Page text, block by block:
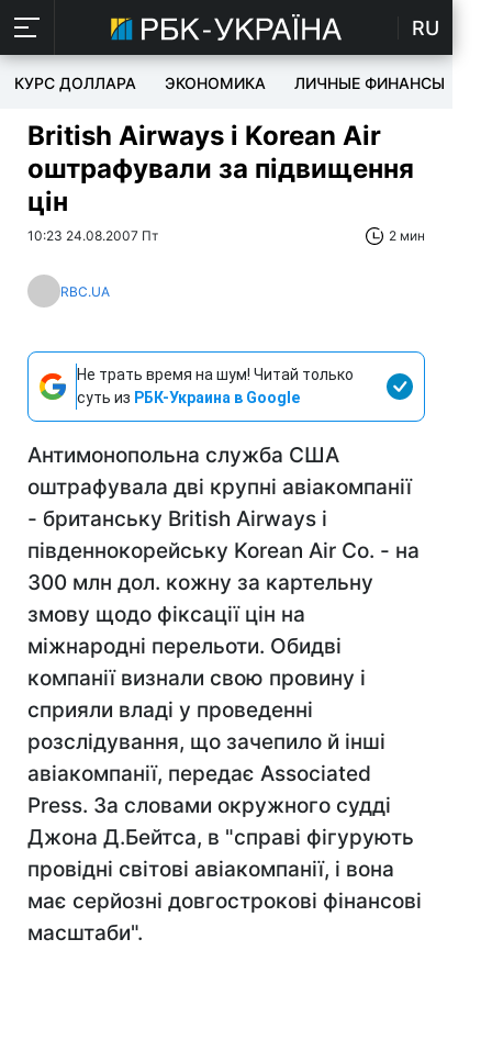
RU
КУРС ДОЛЛАРА ЭКОНОМИКА ЛИЧНЫЕ ФИНАНСЫ
British Airways і Korean Air
оштрафували за підвищення
цін
10:23 24.08.2007 Пт 2 мин
RBC.UA
Не трать время на шум! Читай только
суть из РБК-Украина в Google
Антимонопольна служба США
оштрафувала дві крупні авіакомпанії
- британську British Airways і
південнокорейську Korean Air Co. - на
300 млн дол. кожну за картельну
змову щодо фіксації цін на
міжнародні перельоти. Обидві
компанії визнали свою провину і
сприяли владі у проведенні
розслідування, що зачепило й інші
авіакомпанії, передає Associated
Press. За словами окружного судді
Джона Д.Бейтса, в "справі фігурують
провідні світові авіакомпанії, і вона
має серйозні довгострокові фінансові
масштаби".